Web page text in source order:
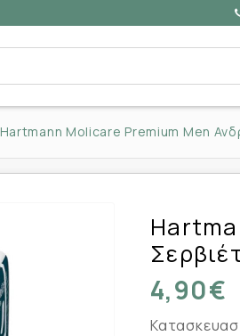
Hartmann Molicare Premium Men
4,90€